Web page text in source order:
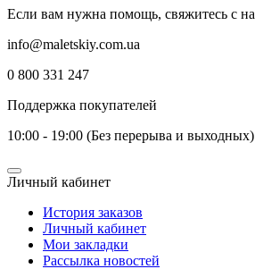
Если вам нужна помощь, свяжитесь с
info@maletskiy.com.ua
0 800 331 247
Поддержка покупателей
10:00 - 19:00 (Без перерыва и выходных)
Личный кабинет
История заказов
Личный кабинет
Мои закладки
Рассылка новостей